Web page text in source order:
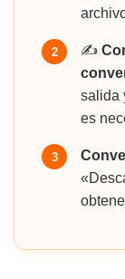
2 ✍️
salida
es
3